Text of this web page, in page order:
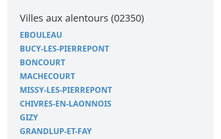
Villes aux alentours (02350)
EBOULEAU
BUCY-LES-PIERREPONT
BONCOURT
MACHECOURT
MISSY-LES-PIERREPONT
CHIVRES-EN-LAONNOIS
GIZY
GRANDLUP-ET-FAY